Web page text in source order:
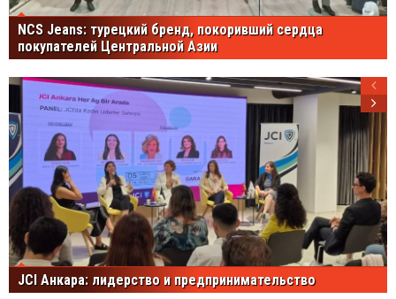
NCS Jeans: турецкий бренд, покоривший сердца
покупателей Центральной Азии
JCI Анкара: лидерство и предпринимательство